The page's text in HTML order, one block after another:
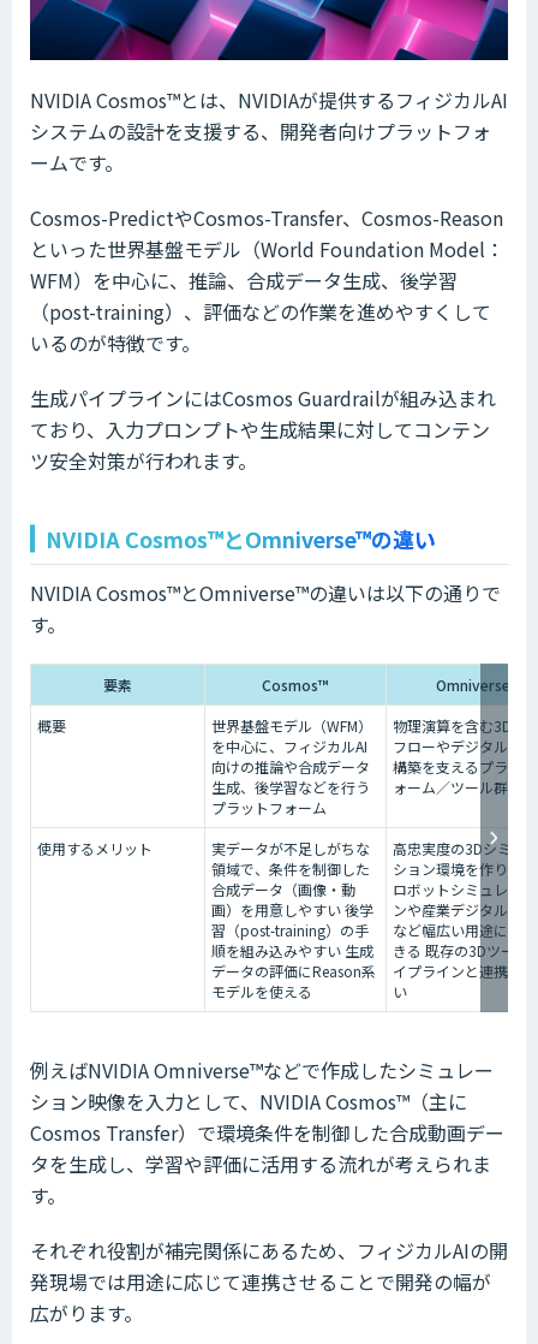
NVIDIA Cosmos™とは、NVIDIAが提供するフィジカルAI
システムの設計を支援する、開発者向けプラットフォ
ームです。
Cosmos-PredictやCosmos-Transfer、Cosmos-Reason
といった世界基盤モデル（World Foundation Model：
WFM）を中心に、推論、合成データ生成、後学習
（post-training）、評価などの作業を進めやすくして
いるのが特徴です。
生成パイプラインにはCosmos Guardrailが組み込まれ
ており、入力プロンプトや生成結果に対してコンテン
ツ安全対策が行われます。
NVIDIA Cosmos™とOmniverse™の違い
NVIDIA Cosmos™とOmniverse™の違いは以下の通りで
す。
要素 Cosmos™
Omniverse™
概要
世界基盤モデル（WFM）
を中心に、フィジカルAI
向けの推論や合成データ
生成、後学習などを行う
プラットフォーム
物理演算を含む3Dワ
フローやデジタルツ
構築を支えるプラッ
ォーム／ツール群
使用するメリット
実データが不足しがちな
領域で、条件を制御した
合成データ（画像・動
画）を用意しやすい 後学
習（post-training）の手
順を組み込みやすい 生成
データの評価にReason系
モデルを使える
高忠実度の3Dシミュ
ション環境を作りや
ロボットシミュレー
ンや産業デジタルツ
など幅広い用途に展
きる 既存の3Dツール
イプラインと連携し
い
例えばNVIDIA Omniverse™などで作成したシミュレー
ション映像を入力として、NVIDIA Cosmos™（主に
Cosmos Transfer）で環境条件を制御した合成動画デー
タを生成し、学習や評価に活用する流れが考えられま
す。
それぞれ役割が補完関係にあるため、フィジカルAIの開
発現場では用途に応じて連携させることで開発の幅が
広がります。